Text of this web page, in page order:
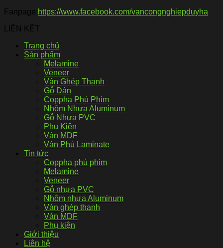
Fanpage:https://www.facebook.com/vancongnghiepduyha
LIÊN KẾT
Trang chủ
Sản phẩm
Melamine
Veneer
Ván Ghép Thanh
Gỗ Dán
Coppha Phủ Phim
Nhôm Nhựa Aluminum
Gỗ Nhựa PVC
Phụ Kiện
Ván MDF
Ván Phủ Laminate
Tin tức
Coppha phủ phim
Melamine
Veneer
Gỗ nhựa PVC
Nhôm nhựa Aluminum
Ván ghép thanh
Ván MDF
Phụ kiện
Giới thiệu
Liên hệ